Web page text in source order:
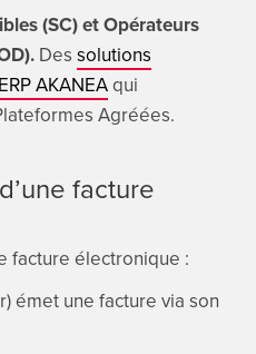
(SC) et Opérateurs
Des solutions
AKANEAqui
Agréées.
facture
facture électronique :
émet une facture via son